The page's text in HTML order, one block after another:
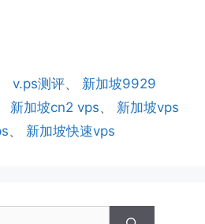
v.ps测评、 新加坡9929
新加坡cn2 vps、 新加坡vps
、 新加坡快速vps